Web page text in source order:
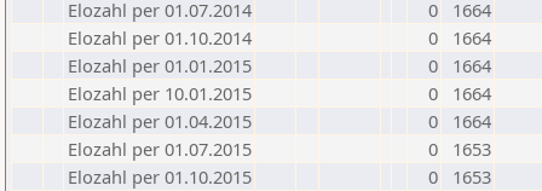
Elozahl per 01.07.2014
0
1664
Elozahl per 01.10.2014
0
1664
Elozahl per 01.01.2015
0
1664
Elozahl per 10.01.2015
0
1664
Elozahl per 01.04.2015
0
1664
Elozahl per 01.07.2015
0
1653
Elozahl per 01.10.2015
0
1653